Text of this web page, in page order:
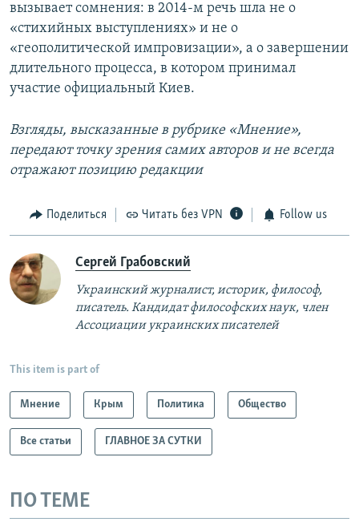
вызывает сомнения: в 2014-м речь шла не о
«стихийных выступлениях» и не о
«геополитической импровизации», а о завершении
длительного процесса, в котором принимал
участие официальный Киев.
Взгляды, высказанные в рубрике «Мнение»,
передают точку зрения самих авторов и не всегда
отражают позицию редакции
Поделиться Читать без VPN Follow us
Сергей Грабовский
Украинский журналист, историк, философ,
писатель. Кандидат философских наук, член
Ассоциации украинских писателей
This item is part of
Мнение Крым Политика Общество
Все статьи ГЛАВНОЕ ЗА СУТКИ
ПО ТЕМЕ